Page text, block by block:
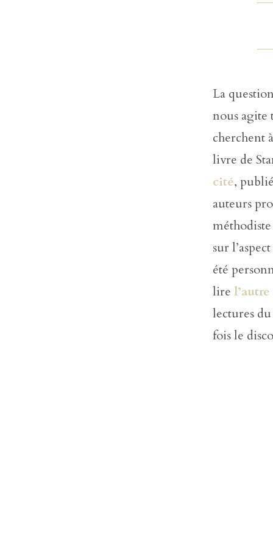
La
nous agite
cherchent
livre de
cité,
auteurs
sur
été
lire
lectures
fois le